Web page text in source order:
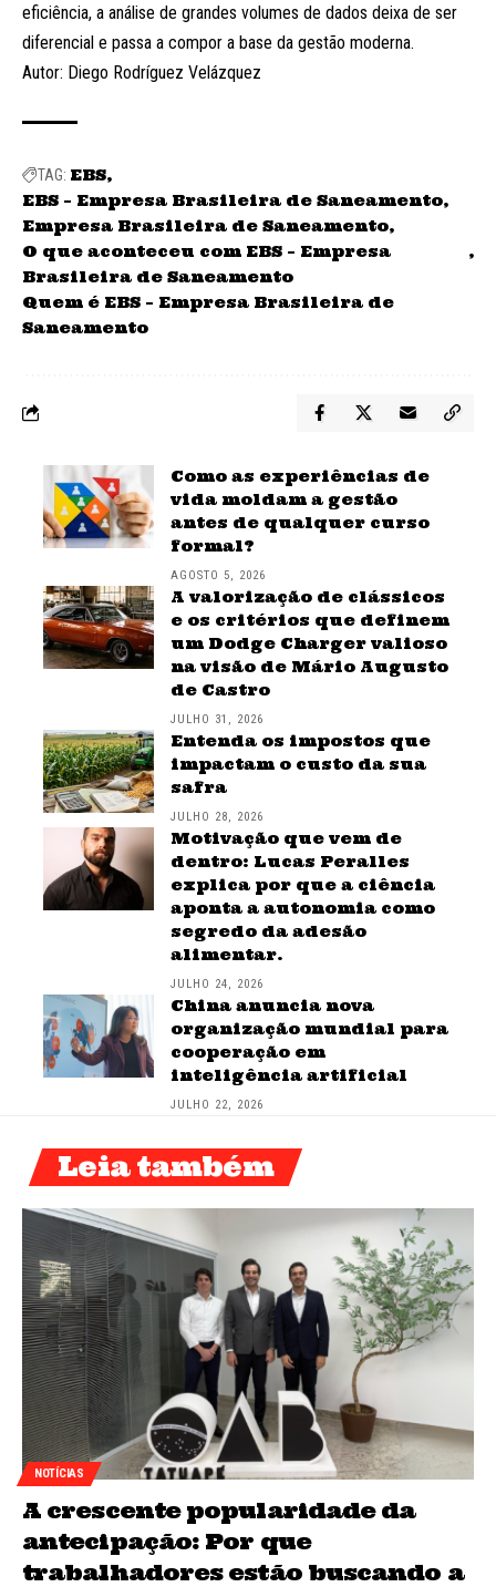
eficiência, a análise de grandes volumes de dados deixa de ser
diferencial e passa a compor a base da gestão moderna.
Autor: Diego Rodríguez Velázquez
TAG: EBS
EBS – Empresa Brasileira de Saneamento
Empresa Brasileira de Saneamento
O que aconteceu com EBS – Empresa
Brasileira de Saneamento
Quem é EBS – Empresa Brasileira de
Saneamento
Como as experiências de
vida moldam a gestão
antes de qualquer curso
formal?
AGOSTO 5, 2026
A valorização de clássicos
e os critérios que definem
um Dodge Charger valioso
na visão de Mário Augusto
de Castro
JULHO 31, 2026
Entenda os impostos que
impactam o custo da sua
safra
JULHO 28, 2026
Motivação que vem de
dentro: Lucas Peralles
explica por que a ciência
aponta a autonomia como
segredo da adesão
alimentar.
JULHO 24, 2026
China anuncia nova
organização mundial para
cooperação em
inteligência artificial
JULHO 22, 2026
Leia também
NOTÍCIAS
A crescente popularidade da
antecipação: Por que
trabalhadores estão buscando a